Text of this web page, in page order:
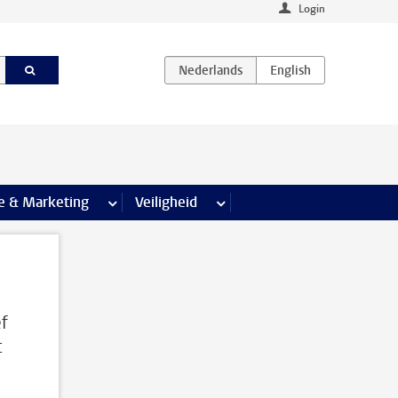
Login
& Marketing meer Communicatie & Marketing pagina’s
Veiligheid meer Veiligheid pagina’s